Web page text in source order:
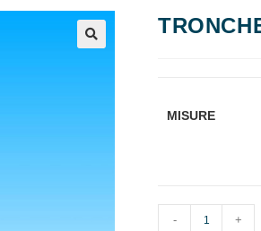
MISURE
TRONCHETTI
- +